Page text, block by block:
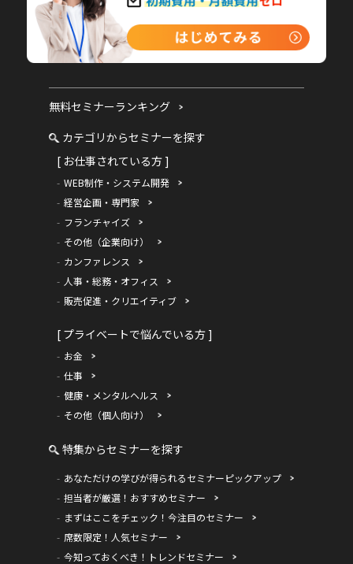
無料セミナーランキング
カテゴリからセミナーを探す
[ お仕事されている方 ]
WEB制作・システム開発
経営企画・専門家
フランチャイズ
その他（企業向け）
カンファレンス
人事・総務・オフィス
販売促進・クリエイティブ
[ プライベートで悩んでいる方 ]
お金
仕事
健康・メンタルヘルス
その他（個人向け）
特集からセミナーを探す
あなただけの学びが得られるセミナーピックアップ
担当者が厳選！おすすめセミナー
まずはここをチェック！今注目のセミナー
席数限定！人気セミナー
今知っておくべき！トレンドセミナー